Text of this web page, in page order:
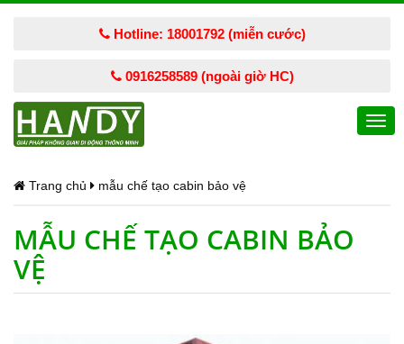
Hotline: 18001792 (miễn cước)
0916258589 (ngoài giờ HC)
Trang chủ mẫu chế tạo cabin bảo vệ
MẪU CHẾ TẠO CABIN BẢO
VỆ